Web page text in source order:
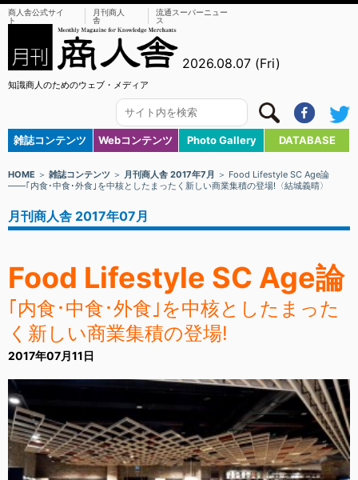
商人舎公式サイ
ト
月刊商人
舎
流通スーパーニュー
ス
2026.08.07 (Fri)
知識商人のためのウェブ・メディア
雑誌コンテンツ Webコンテンツ Photo Gallery DATABASE
HOME ＞ 雑誌コンテンツ ＞ 月刊商人舎 2017年7月 ＞ Food Lifestyle SC Age論
――｢内食･中食･外食｣を中核としたまったく新しい商業集積の登場!〈結城義晴〉
月刊商人舎 2017年07月
Food Lifestyle SC Age論
｢内食･中食･外食｣を中核としたまった
く新しい商業集積の登場!
2017年07月11日